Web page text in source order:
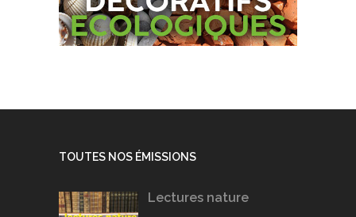
TOUTES NOS ÉMISSIONS
Lectures nature